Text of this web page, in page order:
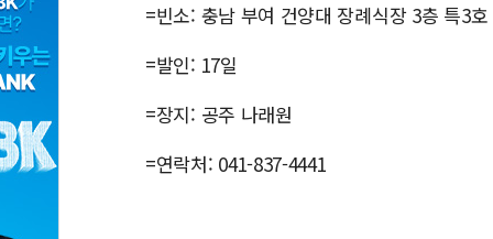
=빈소: 충남 부여 건양대 장례식장 3층 특3호
=발인: 17일
=장지: 공주 나래원
=연락처: 041-837-4441